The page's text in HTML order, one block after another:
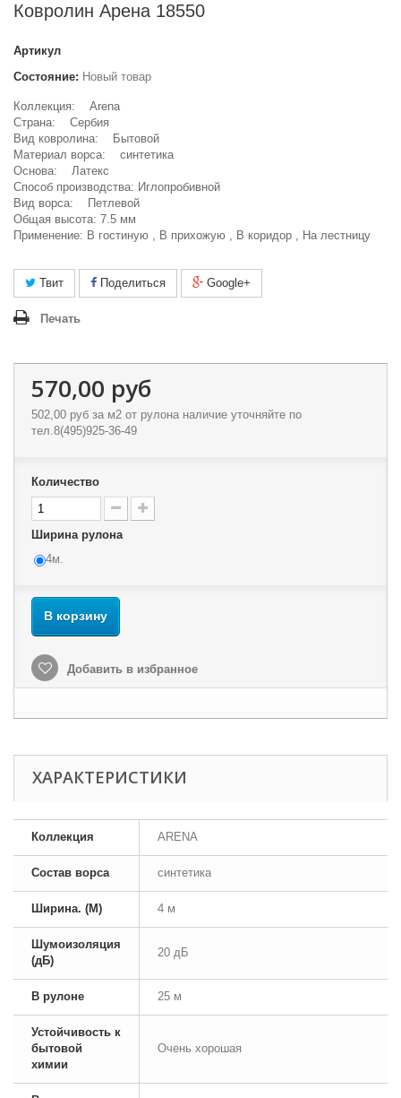
Ковролин Арена 18550
Артикул
Состояние: Новый товар
Коллекция: Arena
Страна: Сербия
Вид ковролина: Бытовой
Материал ворса: синтетика
Основа: Латекс
Способ производства: Иглопробивной
Вид ворса: Петлевой
Общая высота: 7.5 мм
Применение: В гостиную , В прихожую , В коридор , На лестницу
Твит Поделиться Google+
Печать
570,00 руб
502,00 руб за м2 от рулона наличие уточняйте по
тел.8(495)925-36-49
Количество
Ширина рулона
4м.
В корзину
Добавить в избранное
ХАРАКТЕРИСТИКИ
Коллекция ARENA
Состав ворса синтетика
Ширина. (М) 4 м
Шумоизоляция
(дБ)
20 дБ
В рулоне 25 м
Устойчивость к
бытовой
химии
Очень хорошая